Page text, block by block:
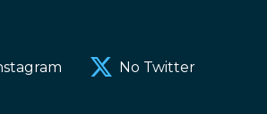
No Twitter